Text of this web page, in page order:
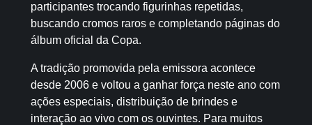
participantes trocando figurinhas repetidas,
buscando cromos raros e completando páginas do
álbum oficial da Copa.
A tradição promovida pela emissora acontece
desde 2006 e voltou a ganhar força neste ano com
ações especiais, distribuição de brindes e
interação ao vivo com os ouvintes. Para muitos